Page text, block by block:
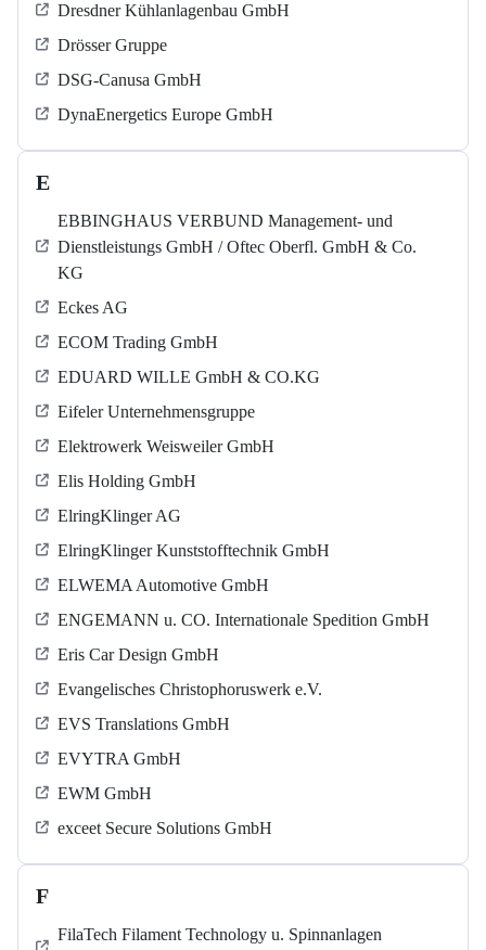
Dresdner Kühlanlagenbau GmbH
Drösser Gruppe
DSG-Canusa GmbH
DynaEnergetics Europe GmbH
E
EBBINGHAUS VERBUND Management- und
Dienstleistungs GmbH / Oftec Oberfl. GmbH & Co.
KG
Eckes AG
ECOM Trading GmbH
EDUARD WILLE GmbH & CO.KG
Eifeler Unternehmensgruppe
Elektrowerk Weisweiler GmbH
Elis Holding GmbH
ElringKlinger AG
ElringKlinger Kunststofftechnik GmbH
ELWEMA Automotive GmbH
ENGEMANN u. CO. Internationale Spedition GmbH
Eris Car Design GmbH
Evangelisches Christophoruswerk e.V.
EVS Translations GmbH
EVYTRA GmbH
EWM GmbH
exceet Secure Solutions GmbH
F
FilaTech Filament Technology u. Spinnanlagen